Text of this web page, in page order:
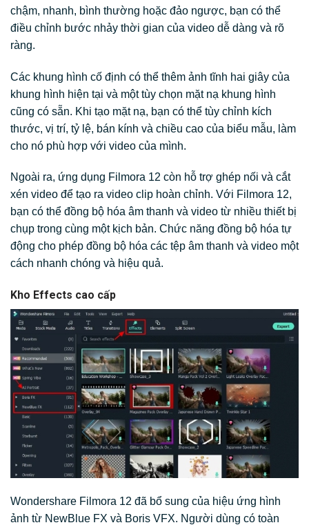
chậm, nhanh, bình thường hoặc đảo ngược, bạn có thể
điều chỉnh bước nhảy thời gian của video dễ dàng và rõ
ràng.
Các khung hình cố định có thể thêm ảnh tĩnh hai giây của
khung hình hiện tại và một tùy chọn mặt nạ khung hình
cũng có sẵn. Khi tạo mặt nạ, bạn có thể tùy chỉnh kích
thước, vị trí, tỷ lệ, bán kính và chiều cao của biểu mẫu, làm
cho nó phù hợp với video của mình.
Ngoài ra, ứng dụng Filmora 12 còn hỗ trợ ghép nối và cắt
xén video để tạo ra video clip hoàn chỉnh. Với Filmora 12,
bạn có thể đồng bộ hóa âm thanh và video từ nhiều thiết bị
chụp trong cùng một kịch bản. Chức năng đồng bộ hóa tự
động cho phép đồng bộ hóa các tệp âm thanh và video một
cách nhanh chóng và hiệu quả.
Kho Effects cao cấp
Wondershare Filmora 12 đã bổ sung của hiệu ứng hình
ảnh từ NewBlue FX và Boris VFX. Người dùng có toàn